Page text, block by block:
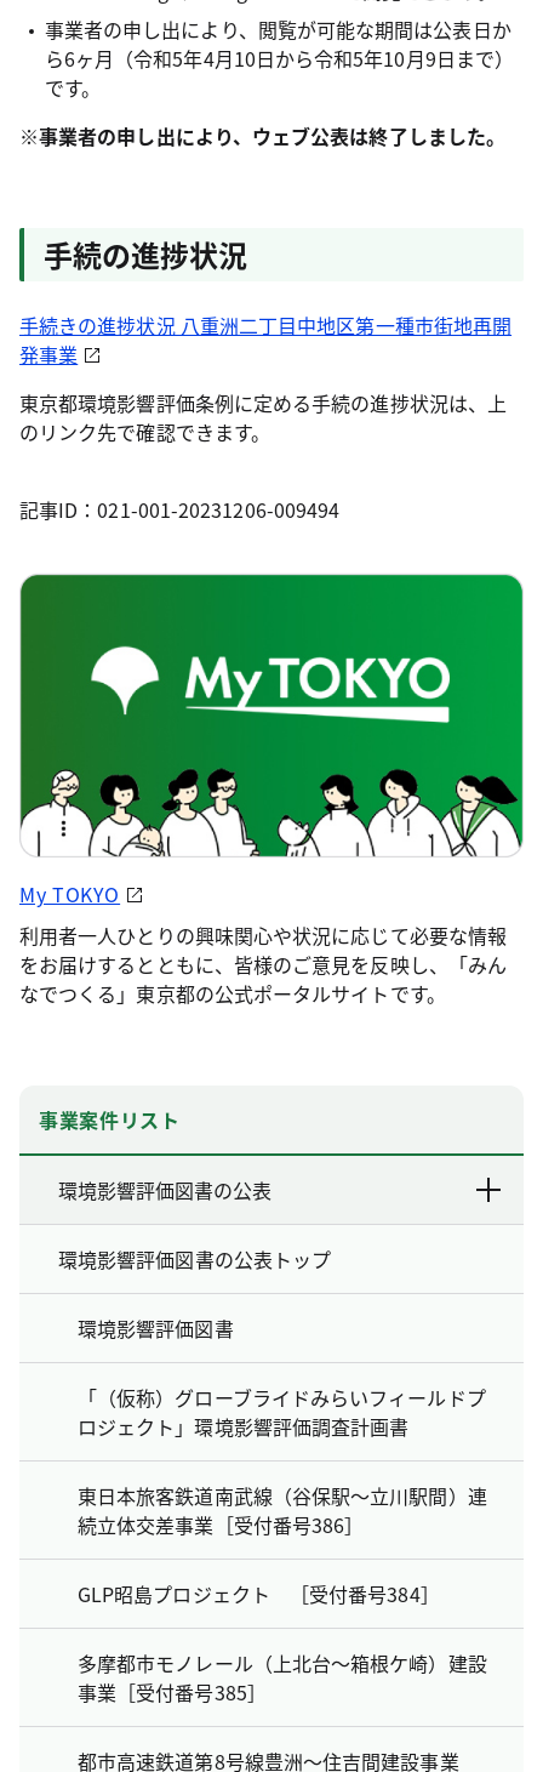
事業者の申し出により、閲覧が可能な期間は公表日か
ら6ヶ月（令和5年4月10日から令和5年10月9日まで）
です。
※事業者の申し出により、ウェブ公表は終了しました。
手続の進捗状況
手続きの進捗状況 八重洲二丁目中地区第一種市街地再開
発事業
東京都環境影響評価条例に定める手続の進捗状況は、上
のリンク先で確認できます。
記事ID：021-001-20231206-009494
My TOKYO
利用者一人ひとりの興味関心や状況に応じて必要な情報
をお届けするとともに、皆様のご意見を反映し、「みん
なでつくる」東京都の公式ポータルサイトです。
事業案件リスト
環境影響評価図書の公表
環境影響評価図書の公表トップ
環境影響評価図書
「（仮称）グローブライドみらいフィールドプ
ロジェクト」環境影響評価調査計画書
東日本旅客鉄道南武線（谷保駅～立川駅間）連
続立体交差事業［受付番号386］
GLP昭島プロジェクト ［受付番号384］
多摩都市モノレール（上北台～箱根ケ崎）建設
事業［受付番号385］
都市高速鉄道第8号線豊洲～住吉間建設事業